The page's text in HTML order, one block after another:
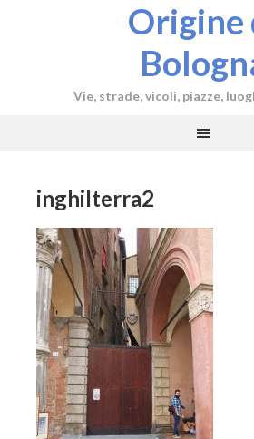
Origine
Vie, strade, vicoli, piazze,
inghilterra2